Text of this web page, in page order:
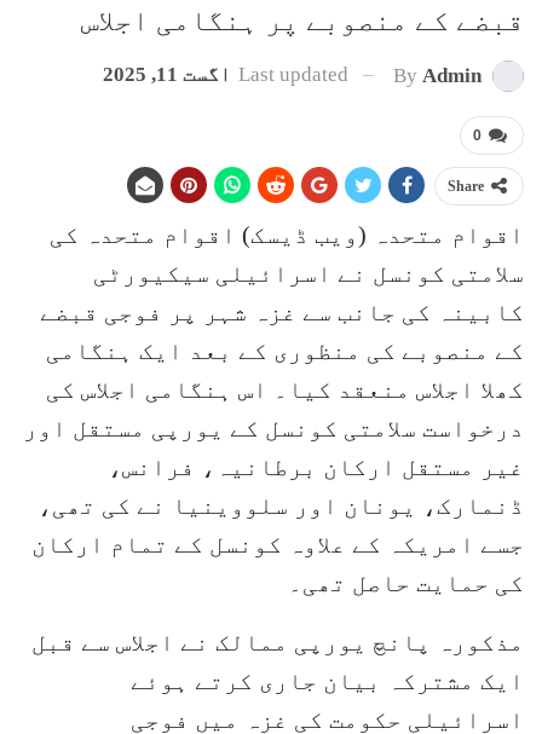
قبضے کے منصوبے پر ہنگامی اجلاس
By Admin
Last updated اگست 11, 2025
0
Share
اقوام متحدہ (ویب ڈیسک) اقوام متحدہ کی
سلامتی کونسل نے اسرائیلی سیکیورٹی
کابینہ کی جانب سے غزہ شہر پر فوجی قبضے
کے منصوبے کی منظوری کے بعد ایک ہنگامی
کھلا اجلاس منعقد کیا۔ اس ہنگامی اجلاس کی
درخواست سلامتی کونسل کے یورپی مستقل اور
غیر مستقل ارکان برطانیہ، فرانس،
ڈنمارک، یونان اور سلووینیا نے کی تھی،
جسے امریکہ کے علاوہ کونسل کے تمام ارکان
کی حمایت حاصل تھی۔
مذکورہ پانچ یورپی ممالک نے اجلاس سے قبل
ایک مشترکہ بیان جاری کرتے ہوئے
اسرائیلی حکومت کی غزہ میں فوجی